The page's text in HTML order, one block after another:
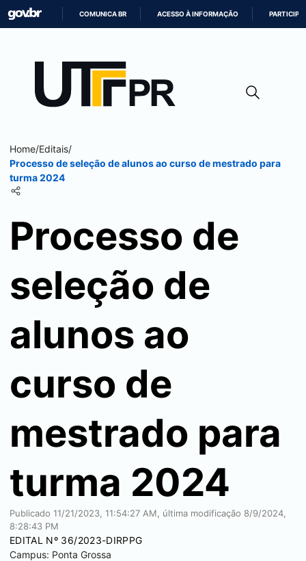
CONTEÚDO
COMUNICA BR ACESSO À INFORMAÇÃO PARTICIPE
Home/Editais/
Processo de seleção de alunos ao curso de mestrado para
turma 2024
Processo de
seleção de
alunos ao
curso de
mestrado para
turma 2024
Publicado 11/21/2023, 11:54:27 AM , última modificação 8/9/2024,
8:28:43 PM
EDITAL Nº 36/2023-DIRPPG
Campus: Ponta Grossa